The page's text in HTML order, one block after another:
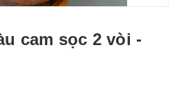
cam sọc 2 vòi -